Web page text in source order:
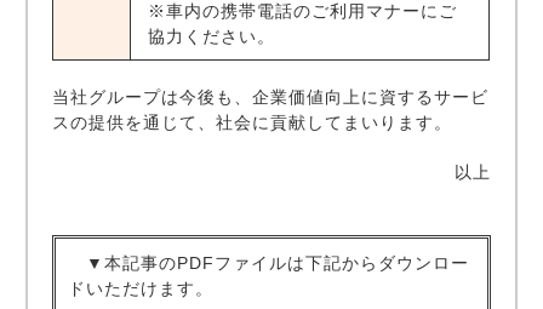
※車内の携帯電話のご利用マナーにご
協力ください。
当社グループは今後も、企業価値向上に資するサービ
スの提供を通じて、社会に貢献してまいります。
以上
▼本記事のPDFファイルは下記からダウンロー
ドいただけます。